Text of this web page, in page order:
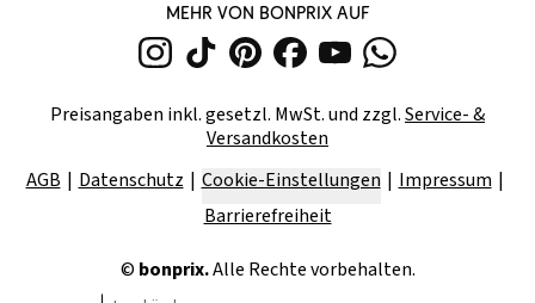
MEHR VON BONPRIX AUF
Preisangaben inkl. gesetzl. MwSt. und zzgl.Service- &
Versandkosten
AGB
Datenschutz Cookie-Einstellungen
Impressum
Barrierefreiheit
© bonprix.Alle Rechte vorbehalten.